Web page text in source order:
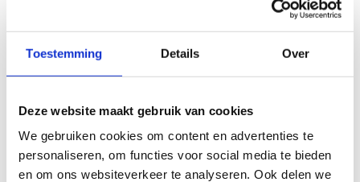
Toestemming Details Over
Deze website maakt gebruik van cookies
We gebruiken cookies om content en advertenties te
personaliseren, om functies voor social media te bieden
en om ons websiteverkeer te analyseren. Ook delen we
Sorteer afval correct en deponeer het uitsluitend in de
daarvoor voorziene containers.
Kampvuur
Kampvuur is enkel toegelaten in de voorziene korf en als
steeds voor je gaat slapen. Vuur maken is enkel toegestaan
als de korf open is. Bij code oranje of rood (droogte) is elk
kampvuur strikt verboden.